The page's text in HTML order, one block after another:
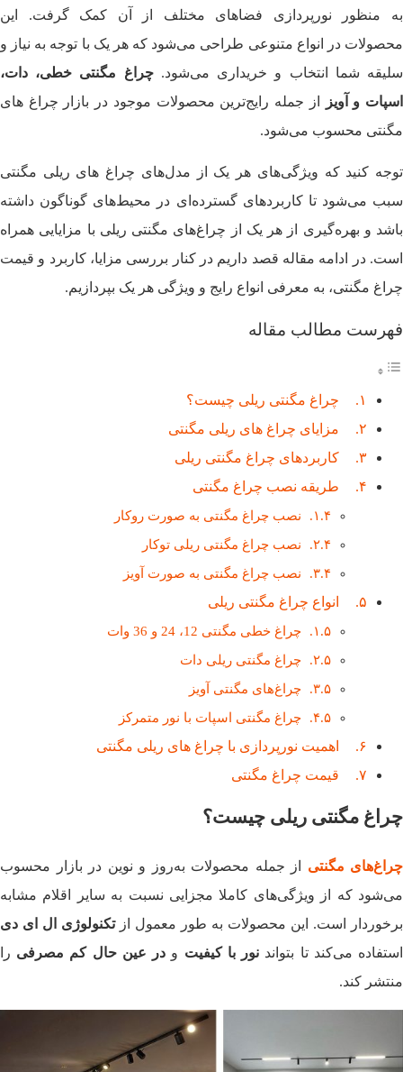
به منظور نورپردازی فضاهای مختلف از آن کمک گرفت. این
محصولات در انواع متنوعی طراحی می‌شود که هر یک با توجه به نیاز و
سلیقه شما انتخاب و خریداری می‌شود.چراغ مگنتی خطی، دات،
اسپات و آویز
از جمله رایج‌ترین محصولات موجود در بازار چراغ‌ های
مگنتی محسوب می‌شود.
توجه کنید که ویژگی‌های هر یک از مدل‌های چراغ‌ های ریلی مگنتی
سبب می‌شود تا کاربردهای گسترده‌ای در محیط‌های گوناگون داشته
باشد و بهره‌گیری از هر یک از چراغ‌های مگنتی ریلی با مزایایی همراه
است. در ادامه مقاله قصد داریم در کنار بررسی مزایا، کاربرد و قیمت
چراغ مگنتی، به معرفی انواع رایج و ویژگی‌ هر یک بپردازیم.
فهرست مطالب مقاله
چراغ مگنتی ریلی چیست؟
مزایای چراغ های ریلی مگنتی
کاربردهای چراغ مگنتی ریلی
طریقه نصب چراغ مگنتی
نصب چراغ مگنتی به صورت روکار
نصب چراغ مگنتی ریلی توکار
نصب چراغ مگنتی به صورت آویز
انواع چراغ مگنتی ریلی
چراغ خطی مگنتی 12، 24 و 36 وات
چراغ مگنتی ریلی دات
چراغ‌های مگنتی آویز
چراغ مگنتی اسپات با نور متمرکز
اهمیت نورپردازی با چراغ های ریلی مگنتی
قیمت چراغ مگنتی
چراغ مگنتی ریلی چیست؟
چراغ‌های مگنتی از جمله محصولات به‌روز و نوین در بازار محسوب
می‌شود که از ویژگی‌های کاملا مجزایی نسبت به سایر اقلام مشابه
برخوردار است. این محصولات به طور معمول ازتکنولوژی ال ای دی
استفاده می‌کند تا بتواند نور با کیفیت و در عین حال کم مصرفی را
منتشر کند.